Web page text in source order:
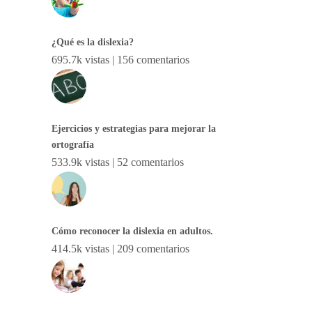
¿Qué es la dislexia?
695.7k vistas | 156 comentarios
Ejercicios y estrategias para mejorar la
ortografía
533.9k vistas | 52 comentarios
Cómo reconocer la dislexia en adultos.
414.5k vistas | 209 comentarios